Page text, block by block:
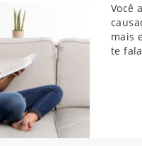
Você
mais
te